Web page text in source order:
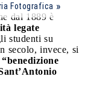
Fotografica
dal 1889 è
legate
studenti su
secolo, invece, si
“benedizione